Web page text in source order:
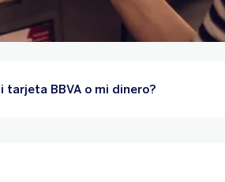
tarjeta BBVA o mi dinero?